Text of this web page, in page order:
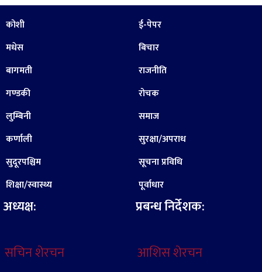
कोशी
मधेस
बागमती
गण्डकी
लुम्बिनी
कर्णाली
सुदूरपश्चिम
शिक्षा/स्वास्थ्य
अध्यक्ष:
सचिन शेरचन
ई-पेपर
बिचार
राजनीति
रोचक
समाज
सुरक्षा/अपराध
सूचना प्रविधि
पूर्वाधार
प्रबन्ध निर्देशक:
आशिस शेरचन